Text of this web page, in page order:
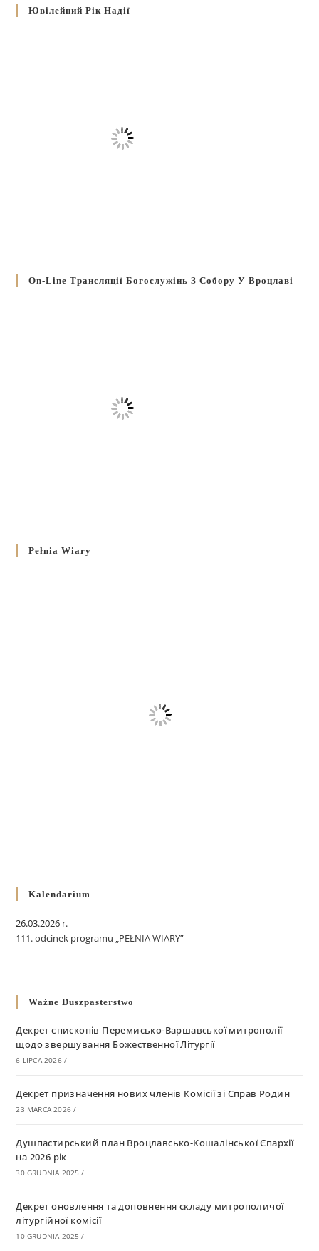
Ювілейний Рік Надії
On-Line Трансляції Богослужінь З Собору У Вроцлаві
Pełnia Wiary
Kalendarium
26.03.2026 r.
111. odcinek programu „PEŁNIA WIARY”
Ważne Duszpasterstwo
Декрет єпископів Перемисько-Варшавської митрополії
щодо звершування Божественної Літургії
6 LIPCA 2026 /
Декрет призначення нових членів Комісії зі Справ Родин
23 MARCA 2026 /
Душпастирський план Вроцлавсько-Кошалінської Єпархії
на 2026 рік
30 GRUDNIA 2025 /
Декрет оновлення та доповнення складу митрополичої
літургійної комісії
10 GRUDNIA 2025 /